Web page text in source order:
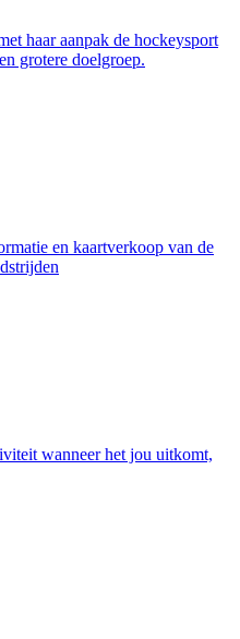
haar aanpak de hockeysport
grotere doelgroep.
en kaartverkoop van de
wanneer het jou uitkomt,